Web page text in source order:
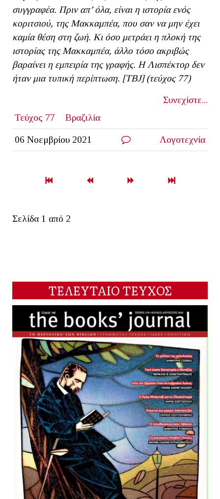
συγγραφέα. Πριν απ’ όλα, είναι η ιστορία ενός
κοριτσιού, της Μακκαμπέα, που σαν να μην έχει
καμία θέση στη ζωή. Κι όσο μετράει η πλοκή της
ιστορίας της Μακκαμπέα, άλλο τόσο ακριβώς
βαραίνει η εμπειρία της γραφής. Η Λισπέκτορ δεν
ήταν μια τυπική περίπτωση. [TBJ] (τεύχος 77)
Συνεχίστε...
Τεύχος 77
Βραζιλία
06 Νοεμβρίου 2021 Λογοτεχνία
Σελίδα 1 από 2
ΤΕΛΕΥΤΑΙΟ ΤΕΥΧΟΣ